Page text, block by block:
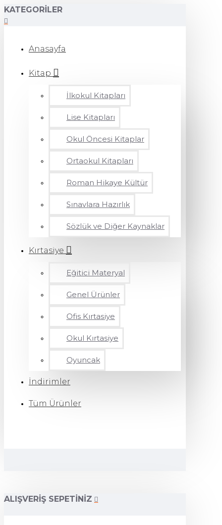
KATEGORILER
Anasayfa
Kitap
İlkokul Kitapları
Lise Kitapları
Okul Öncesi Kitaplar
Ortaokul Kitapları
Roman Hikaye Kültür
Sınavlara Hazırlık
Sözlük ve Diğer Kaynaklar
Kırtasiye
Eğitici Materyal
Genel Ürünler
Ofis Kırtasiye
Okul Kırtasiye
Oyuncak
İndirimler
Tüm Ürünler
ALIŞVERIŞ SEPETINIZ